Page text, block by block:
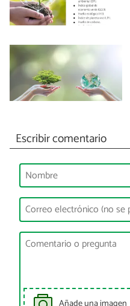
Escribir comentario